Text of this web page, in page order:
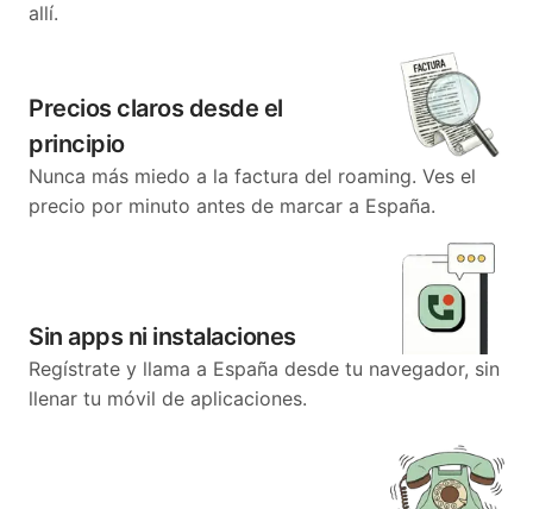
allí.
Precios claros desde el
principio
Nunca más miedo a la factura del roaming. Ves el
precio por minuto antes de marcar a España.
Sin apps ni instalaciones
Regístrate y llama a España desde tu navegador, sin
llenar tu móvil de aplicaciones.